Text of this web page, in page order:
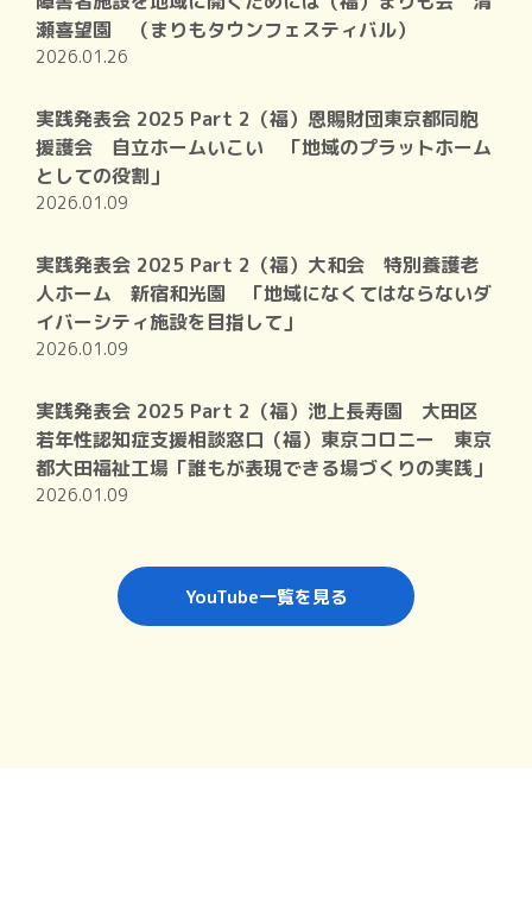
YouTube一覧を見る
瀬喜望園 （まりもタウンフェスティバル）
2026.01.26
実践発表会 2025 Part 2（福）恩賜財団東京都同胞
援護会 自立ホームいこい 「地域のプラットホーム
としての役割」
2026.01.09
実践発表会 2025 Part 2（福）大和会 特別養護老
人ホーム 新宿和光園 「地域になくてはならないダ
イバーシティ施設を目指して」
2026.01.09
実践発表会 2025 Part 2（福）池上長寿園 大田区
若年性認知症支援相談窓口（福）東京コロニー 東京
都大田福祉工場「誰もが表現できる場づくりの実践」
2026.01.09